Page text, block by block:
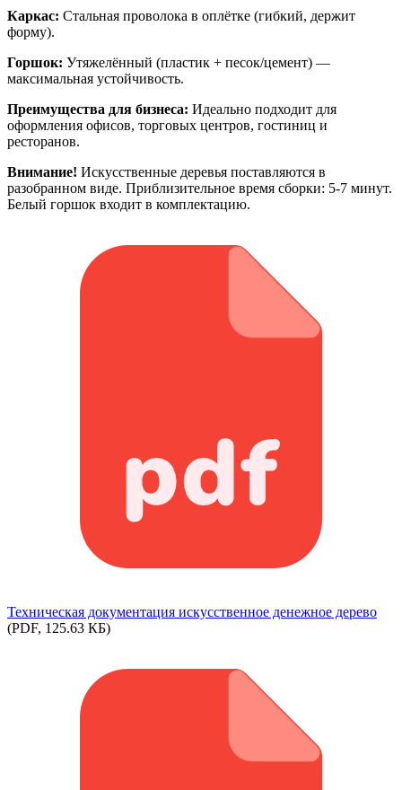
Каркас: Стальная проволока в оплётке (гибкий, держит
форму).
Горшок: Утяжелённый (пластик + песок/цемент) —
максимальная устойчивость.
Преимущества для бизнеса: Идеально подходит для
оформления офисов, торговых центров, гостиниц и
ресторанов.
Внимание! Искусственные деревья поставляются в
разобранном виде. Приблизительное время сборки: 5-7 минут.
Белый горшок входит в комплектацию.
Техническая документация искусственное денежное дерево
(PDF, 125.63 КБ)